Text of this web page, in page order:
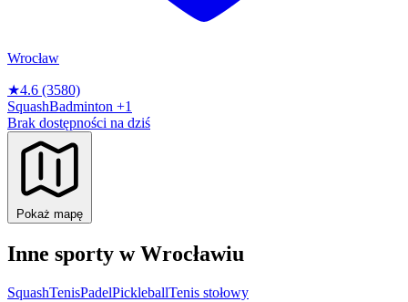
Wrocław
★4.6 (3580)
SquashBadminton +1
Brak dostępności na dziś
Pokaż mapę
Inne sporty w Wrocławiu
SquashTenisPadelPickleballTenis stołowy